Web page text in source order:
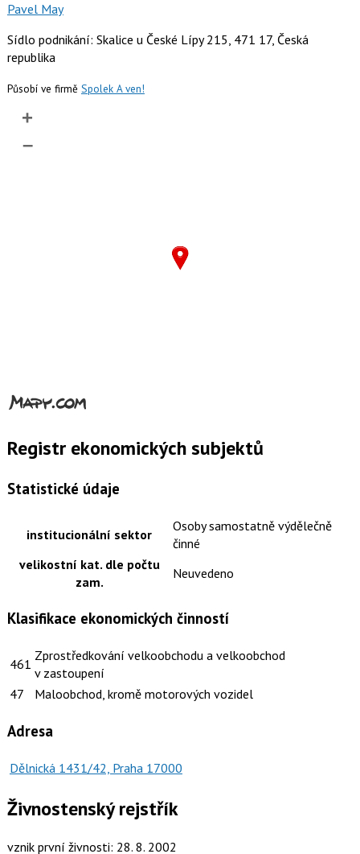
Pavel May
Sídlo podnikání: Skalice u České Lípy 215, 471 17, Česká
republika
Působí ve firmě Spolek A ven!
+
–
Registr ekonomických subjektů
Statistické údaje
institucionální sektor
Osoby samostatně výdělečně
činné
velikostní kat. dle počtu
zam.
Neuvedeno
Klasifikace ekonomických činností
461
Zprostředkování velkoobchodu a velkoobchod
v zastoupení
47
Maloobchod, kromě motorových vozidel
Adresa
Dělnická 1431/42, Praha 17000
Živnostenský rejstřík
vznik první živnosti: 28. 8. 2002